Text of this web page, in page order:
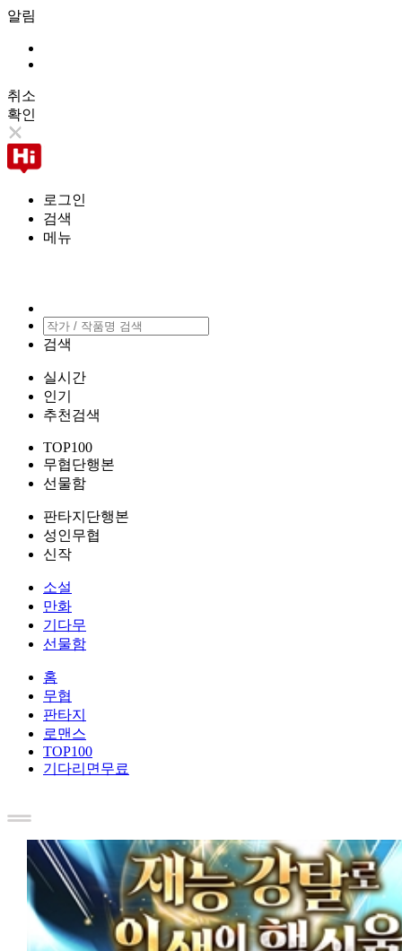
알림
취소
확인
로그인
검색
메뉴
검색
실시간
인기
추천검색
TOP100
무협단행본
선물함
판타지단행본
성인무협
신작
소설
만화
기다무
선물함
홈
무협
판타지
로맨스
TOP100
기다리면무료